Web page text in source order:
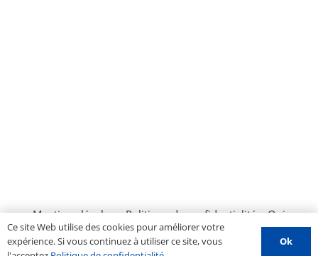
Mentions légales–Politique de confidentialité–Qui
sommes nous ?–Contactez-nous –Espace PROS
Soumettre un évènement
Ce site Web utilise des cookies pour améliorer votre
expérience. Si vous continuez à utiliser ce site, vous
Ok